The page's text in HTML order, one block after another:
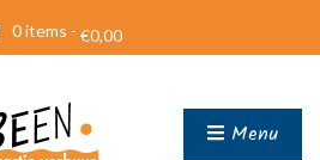
0 items - €0,00
Menu